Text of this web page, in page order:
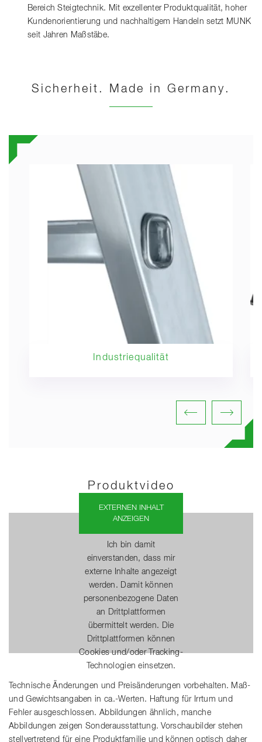
Bereich Steigtechnik. Mit exzellenter Produktqualität, hoher
Kundenorientierung und nachhaltigem Handeln setzt MUNK
seit Jahren Maßstäbe.
Sicherheit. Made in Germany.
Industriequalität
Produktvideo
EXTERNEN INHALT
ANZEIGEN
Ich bin damit
einverstanden, dass mir
externe Inhalte angezeigt
werden. Damit können
personenbezogene Daten
an Drittplattformen
übermittelt werden. Die
Drittplattformen können
Cookies und/oder Tracking-
Technologien einsetzen.
Technische Änderungen und Preisänderungen vorbehalten. Maß-
und Gewichtsangaben in ca.-Werten. Haftung für Irrtum und
Fehler ausgeschlossen. Abbildungen ähnlich, manche
Abbildungen zeigen Sonderausstattung. Vorschaubilder stehen
stellvertretend für eine Produktfamilie und können optisch daher